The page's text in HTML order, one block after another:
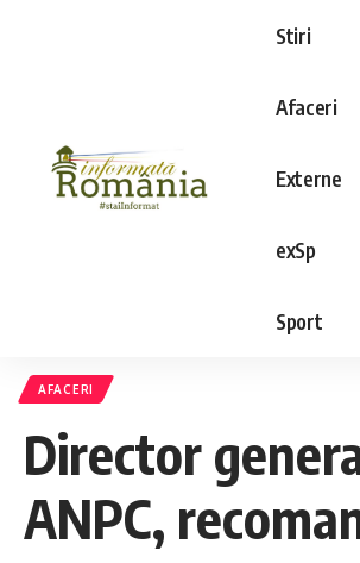
Stiri
Afaceri
Externe
exSp
Sport
AFACERI
Director
ANPC,